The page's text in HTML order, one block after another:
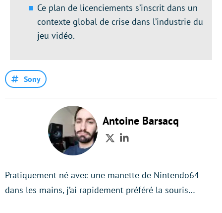
Ce plan de licenciements s’inscrit dans un
contexte global de crise dans l’industrie du
jeu vidéo.
Sony
Antoine Barsacq
TwitterLinkedIn
Pratiquement né avec une manette de Nintendo64
dans les mains, j’ai rapidement préféré la souris…